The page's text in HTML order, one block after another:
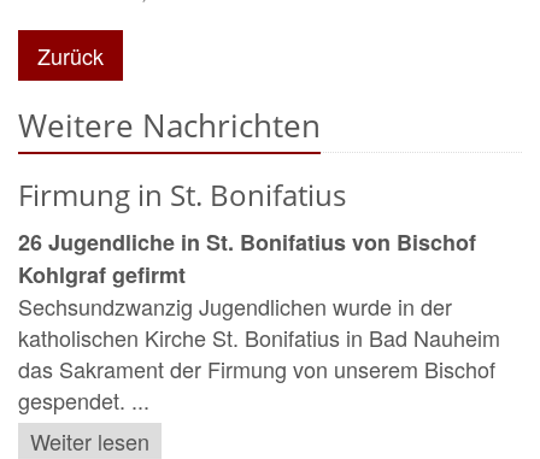
Zurück
Weitere Nachrichten
Firmung in St. Bonifatius
26 Jugendliche in St. Bonifatius von Bischof
Kohlgraf gefirmt
Sechsundzwanzig Jugendlichen wurde in der
katholischen Kirche St. Bonifatius in Bad Nauheim
das Sakrament der Firmung von unserem Bischof
gespendet. ...
Weiter lesen